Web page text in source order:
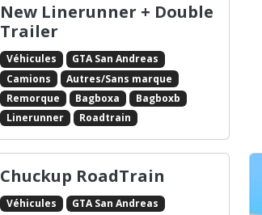
New Linerunner + Double
Trailer
Véhicules
GTA San Andreas
Camions
Autres/Sans marque
Remorque
Bagboxa
Bagboxb
Linerunner
Roadtrain
Chuckup RoadTrain
Véhicules
GTA San Andreas